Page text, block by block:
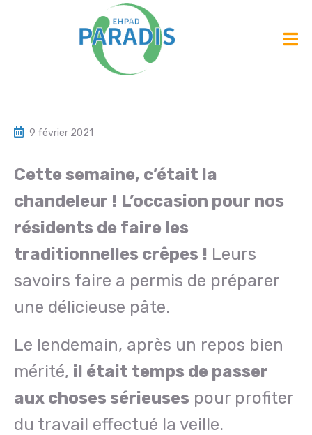
9 février 2021
Cette semaine, c’était la
chandeleur ! L’occasion pour nos
résidents de faire les
traditionnelles crêpes ! Leurs
savoirs faire a permis de préparer
une délicieuse pâte.
Le lendemain, après un repos bien
mérité, il était temps de passer
aux choses sérieuses pour profiter
du travail effectué la veille.